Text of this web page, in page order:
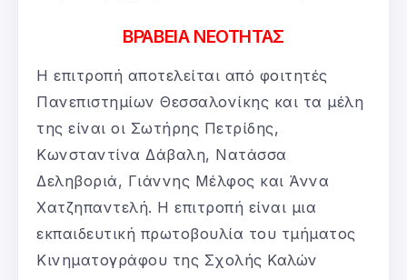
ΒΡΑΒΕΙΑ ΝΕΟΤΗΤΑΣ
Η επιτροπή αποτελείται από φοιτητές
Πανεπιστημίων Θεσσαλονίκης και τα μέλη
της είναι οι Σωτήρης Πετρίδης,
Κωνσταντίνα Δάβαλη, Νατάσσα
Δεληβοριά, Γιάννης Μέλφος και Άννα
Xατζηπαντελή. Η επιτροπή είναι μια
εκπαιδευτική πρωτοβουλία του τμήματος
Κινηματογράφου της Σχολής Καλών